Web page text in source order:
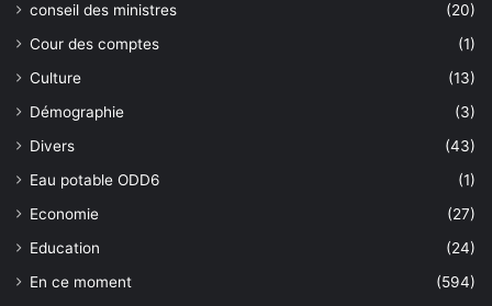
conseil des ministres
(20)
Cour des comptes
(1)
Culture
(13)
Démographie
(3)
Divers
(43)
Eau potable ODD6
(1)
Economie
(27)
Education
(24)
En ce moment
(594)